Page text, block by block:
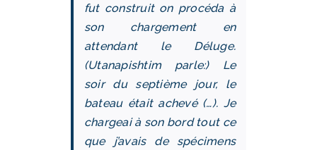
fut construit on procéda à
son chargement en
attendant le Déluge.
(Utanapishtim parle:) Le
soir du septième jour, le
bateau était achevé (…). Je
chargeai à son bord tout ce
que j’avais de spécimens